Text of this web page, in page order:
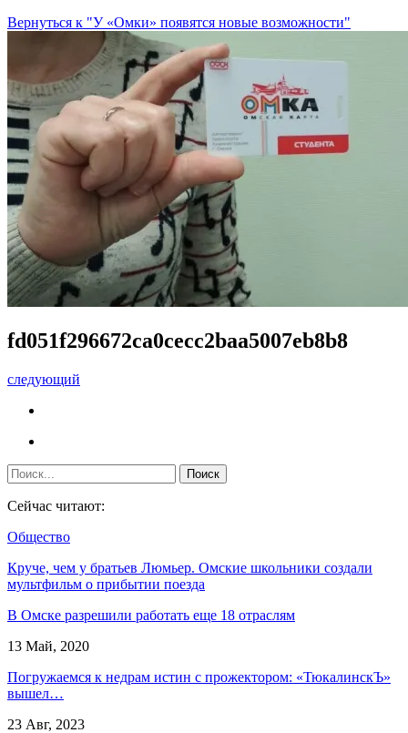
Вернуться к "У «Омки» появятся новые возможности"
fd051f296672ca0cecc2baa5007eb8b8
следующий
Сейчас читают:
Общество
Круче, чем у братьев Люмьер. Омские школьники создали
мультфильм о прибытии поезда
В Омске разрешили работать еще 18 отраслям
13 Май, 2020
Погружаемся к недрам истин с прожектором: «ТюкалинскЪ»
вышел…
23 Авг, 2023